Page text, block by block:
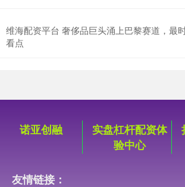
维海配资平台 奢侈品巨头涌上巴黎赛道，最
看点
诺亚创融
实盘杠杆配资体
验中心
友情链接：